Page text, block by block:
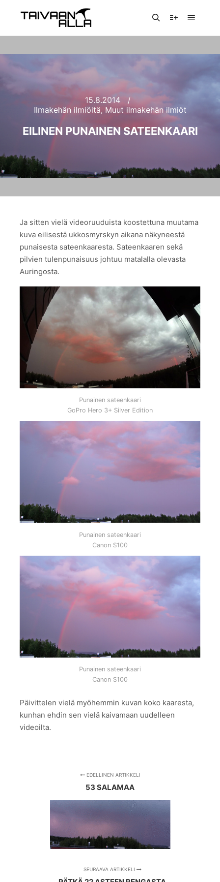
15.8.2014
Ilmakehän ilmiöitä, Muut ilmakehän ilmiöt
EILINEN PUNAINEN SATEENKAARI
Ja sitten vielä videoruuduista koostettuna muutama
kuva eilisestä ukkosmyrskyn aikana näkyneestä
punaisesta sateenkaaresta. Sateenkaaren sekä
pilvien tulenpunaisuus johtuu matalalla olevasta
Auringosta.
Punainen sateenkaari
GoPro Hero 3+ Silver Edition
Punainen sateenkaari
Canon S100
Punainen sateenkaari
Canon S100
Päivittelen vielä myöhemmin kuvan koko kaaresta,
kunhan ehdin sen vielä kaivamaan uudelleen
videoilta.
EDELLINEN ARTIKKELI
53 SALAMAA
SEURAAVA ARTIKKELI